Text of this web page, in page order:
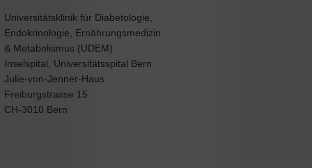
Universitätsklinik für Diabetologie,
Endokrinologie, Ernährungsmedizin
& Metabolismus (UDEM)
Inselspital, Universitätsspital Bern
Julie-von-Jenner-Haus
Freiburgstrasse 15
CH-3010 Bern